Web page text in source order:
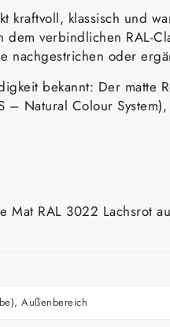
kraftvoll, klassisch und
verbindlichen RAL-
nachgestrichen oder
bekannt: Der
Natural Colour
RAL 3022 Lachsrot
Außenbereich